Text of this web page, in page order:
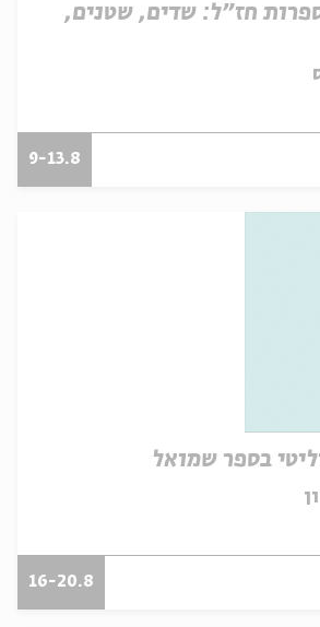
חז"ל: שדים, שטנים,
9-13.8
בספר שמואל
16-20.8